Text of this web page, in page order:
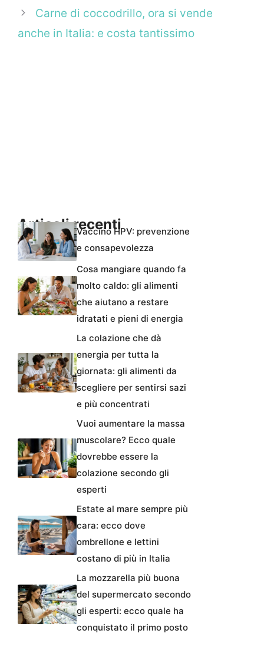
Carne di coccodrillo, ora si vende
anche in Italia: e costa tantissimo
Articoli recentiVaccino HPV: prevenzione
e consapevolezza
Cosa mangiare quando fa
molto caldo: gli alimenti
che aiutano a restare
idratati e pieni di energia
La colazione che dà
energia per tutta la
giornata: gli alimenti da
scegliere per sentirsi sazi
e più concentrati
Vuoi aumentare la massa
muscolare? Ecco quale
dovrebbe essere la
colazione secondo gli
esperti
Estate al mare sempre più
cara: ecco dove
ombrellone e lettini
costano di più in Italia
La mozzarella più buona
del supermercato secondo
gli esperti: ecco quale ha
conquistato il primo posto